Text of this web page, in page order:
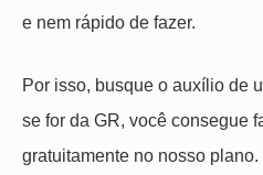
e nem rápido de fazer.
Por isso, busque o auxílio de
se for da GR, você consegue
gratuitamente no nosso